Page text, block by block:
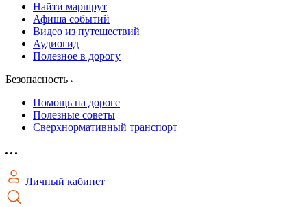
Найти маршрут
Афиша событий
Видео из путешествий
Аудиогид
Полезное в дорогу
Безопасность
Помощь на дороге
Полезные советы
Сверхнормативный транспорт
Личный кабинет